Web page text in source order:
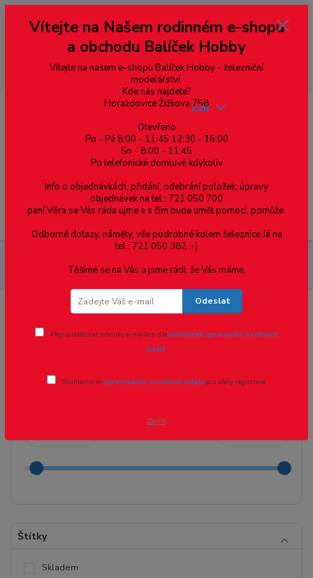
--- pro zákazníky ze Slovenska a jiných zemí, pokud chcete platit v eurech
přepněte si e-shop na euro 💶 pro přepočet měny - pravý horní roh ---
dobírky – pokud si z nějakého důvodu zásilku nevyzvednete, bude po
domluvě zaslána znovu s opětovnou platbou za poštovné, v opačném
případě bude zrušena a účet přidán na blacklist a rušeny následující
objednávky.
Menu
CZK
pro vozy & loko
Lokomotivy
Cena:
Štítky
Skladem
Vítejte na Našem rodinném e-shopu
a obchodu Balíček Hobby
Vítejte na našem e-shopu Balíček Hobby - železniční
modelářství.
Kde nás najdete?
Horažďovice Žižkova 758
Otevřeno
Po - Pá 8:00 - 11:45 12:30 - 16:00
So - 8:00 - 11:45
Po telefonické domluvě kdykoliv
Info o objednávkách, přidání, odebrání položek, úpravy
objednávek na tel.: 721 050 700
paní Věra se Vás ráda ujme a s čím bude umět pomoci, pomůže.
Odborné dotazy, náměty, vše podrobné kolem železnice Já na
tel.: 721 050 382 :-)
Těšíme se na Vás a jsme rádi, že Vás máme.
Odeslat
Přeji si odebírat novinky e-mailem dlepodmínek zpracování osobních
údajů.
Souhlasím se zpracováním osobních údajů pro účely registrace.
Zavřít